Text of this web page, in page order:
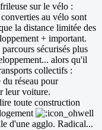
sur le vélo :
au vélo sont
la distance limitée des
+ important.
sécurisés plus
alors qu'il
collectifs :
réseau pour
leur voiture.
toute construction
d'une agglo. Radical...